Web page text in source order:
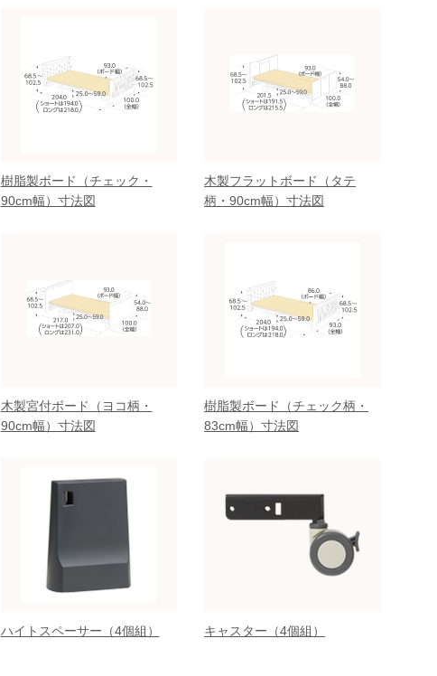
樹脂製ボード（チェック・
90cm幅）寸法図
木製フラットボード（タテ
柄・90cm幅）寸法図
木製宮付ボード（ヨコ柄・
90cm幅）寸法図
樹脂製ボード（チェック柄・
83cm幅）寸法図
ハイトスペーサー（4個組） キャスター（4個組）